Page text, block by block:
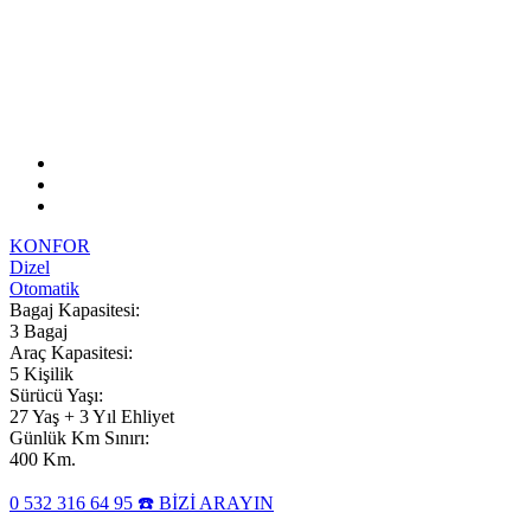
KONFOR
Dizel
Otomatik
Bagaj Kapasitesi:
3 Bagaj
Araç Kapasitesi:
5 Kişilik
Sürücü Yaşı:
27 Yaş + 3 Yıl Ehliyet
Günlük Km Sınırı:
400 Km.
0 532 316 64 95 ☎️ BİZİ ARAYIN